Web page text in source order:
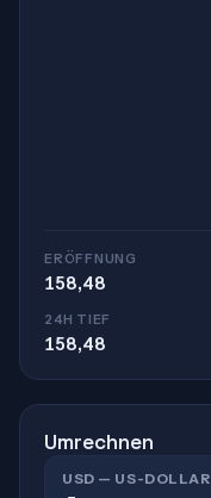
ERÖFFNUNG
158,48
24H TIEF
158,48
Umrechnen
USD — US-DOLLAR